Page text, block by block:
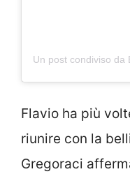
Flavio ha più
riunire con la
Gregoraci